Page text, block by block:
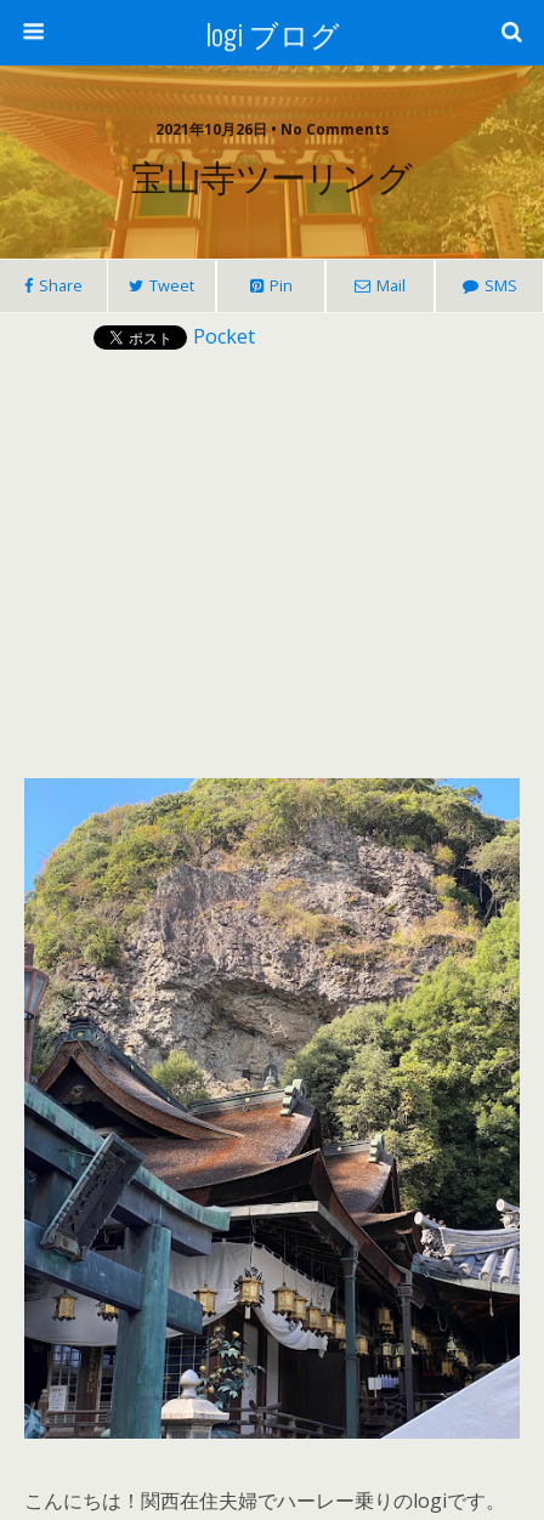
logi ブログ
2021年10月26日 • No Comments
宝山寺ツーリング
Share Tweet Pin Mail SMS
Pocket
こんにちは！関西在住夫婦でハーレー乗りのlogiです。